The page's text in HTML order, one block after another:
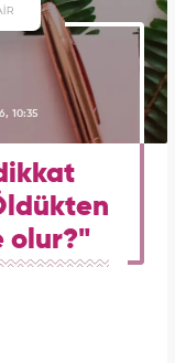
10:35
olur?"